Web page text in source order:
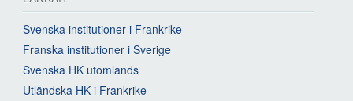
Svenska institutioner i Frankrike
Franska institutioner i Sverige
Svenska HK utomlands
Utländska HK i Frankrike